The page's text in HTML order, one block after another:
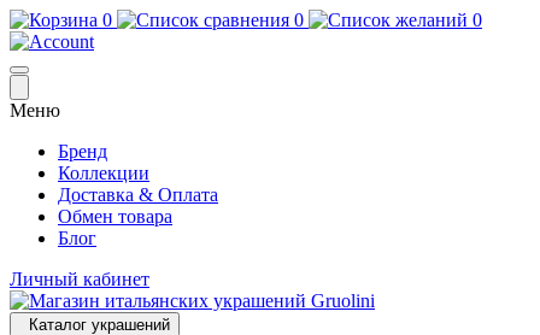
0 0 0
Меню
Бренд
Коллекции
Доставка & Оплата
Обмен товара
Блог
Личный кабинет
Каталог украшений